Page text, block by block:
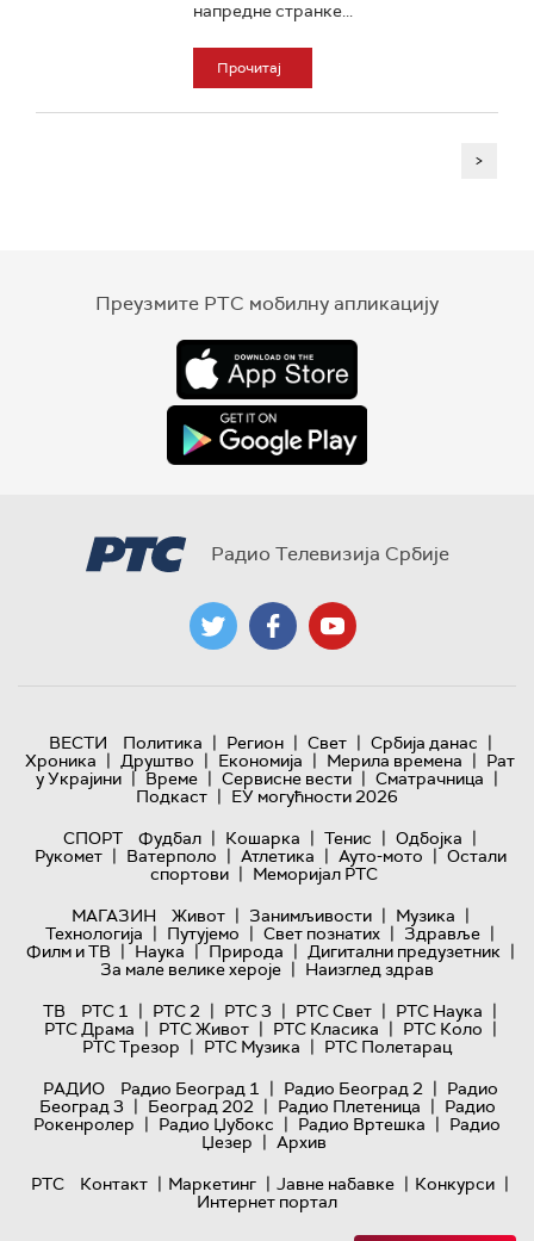
напредне странке...
Прочитај
>
Преузмите РТС мобилну апликацију
Радио Телевизија Србије
ВЕСТИ Политика | Регион | Свет | Србија данас |
Хроника | Друштво | Економија | Мерила времена | Рат
у Украјини | Време | Сервисне вести | Сматрачница |
Подкаст | ЕУ могућности 2026
СПОРТ
Фудбал | Кошарка | Тенис | Одбојка |
Рукомет | Ватерполо | Атлетика | Ауто-мото | Остали
спортови | Меморијал РТС
МАГАЗИН
Живот | Занимљивости | Музика |
Технологијa | Путујемо | Свет познатих | Здравље |
Филм и ТВ | Наука | Природа | Дигитални предузетник |
За мале велике хероје | Наизглед здрав
ТВ
РТС 1 | РТС 2 | РТС 3 | РТС Свет | РТС Наука |
РТС Драма | РТС Живот | РТС Класика | РТС Коло |
РТС Трезор | РТС Музика | РТС Полетарац
РАДИО
Радио Београд 1 | Радио Београд 2 | Радио
Београд 3 | Београд 202 | Радио Плетеница | Радио
Рокенролер | Радио Џубокс | Радио Вртешка | Радио
Џезер | Архив
РТС
Контакт | Маркетинг | Јавне набавке | Конкурси |
Интернет портал